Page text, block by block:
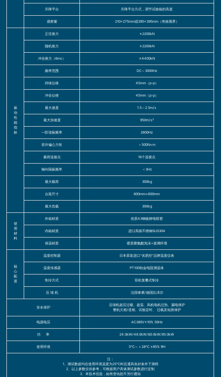
升降平台 升降平台方式，调节试验箱的高度
观察窗 210×275mm或395×395mm（有效视界）
振
动
性
能
指
标
正弦推力 ≥2200kN
随机推力 ≥2200kN
冲击推力（6ms） ≥4400kN
频率范围 DC～3000Hz
持续位移 45mm（p-p）
冲击位移 45mm（p-p）
最大速度 1.5～2.5m/s
最大加速度 950m/s²
一阶谐振频率 2600Hz
容许偏心力矩 ＞500N×m
载荷连接点 16个连接点
轴向隔振频率 ＜3Hz
最大载荷 300kg
台面尺寸 600mm×600mm
最大负载 300kg
使
用
材
料
外箱材质 优质A3钢板静电喷塑
内箱材质 进口高级不锈钢SUS304
保温材质 硬质聚氨酯泡沫+玻璃纤维
核
心
配
置
温度控制器 日本原装进口“优易控”品牌温度仪表
温度传感器 PT100铂金电阻测温体
制冷方式 双机复叠式制冷
压 缩 机 法国泰康/德国比泽尔
安全保护
压缩机超压过载、超温、风机电机过热、漏电保护
整机欠相/逆相、试验定时、 过载及短路保护
电源电压 AC380V±10% 50Hz
功 率 24.0kW/48.0kW/60.0kW/85.0kW
使用环境 5℃～＋28℃ ≤85% RH
注：
1、测试数据均在使用环境温度为25℃时且通风良好条件下测得
2、以上参数仅供参考，可根据用户具体测试参数进行定制
3、本技术信息，如有变动恕不另行通知